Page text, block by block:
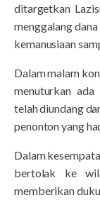
ditargetkan
menggalang dana
kemanusiaan
Dalam malam
menuturkan
telah diundang
penonton yang
Dalam
bertolak ke
memberikan